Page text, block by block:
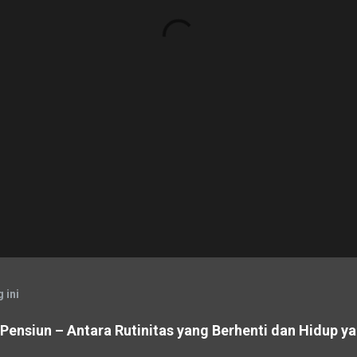
ini
– Antara Rutinitas yang Berhenti dan Hidup